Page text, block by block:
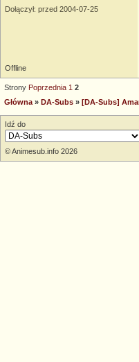
Dołączył: przed 2004-07-25
Offline
Strony Poprzednia 1 2
Główna » DA-Subs » [DA-Subs]
Idź do
© Animesub.info 2026